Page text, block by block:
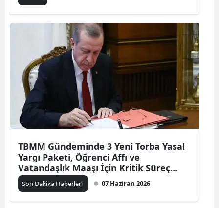
TBMM Gündeminde 3 Yeni Torba Yasa!
Yargı Paketi, Öğrenci Affı ve
Vatandaşlık Maaşı İçin Kritik Süreç
Başlıyor
Son Dakika Haberleri 07 Haziran 2026